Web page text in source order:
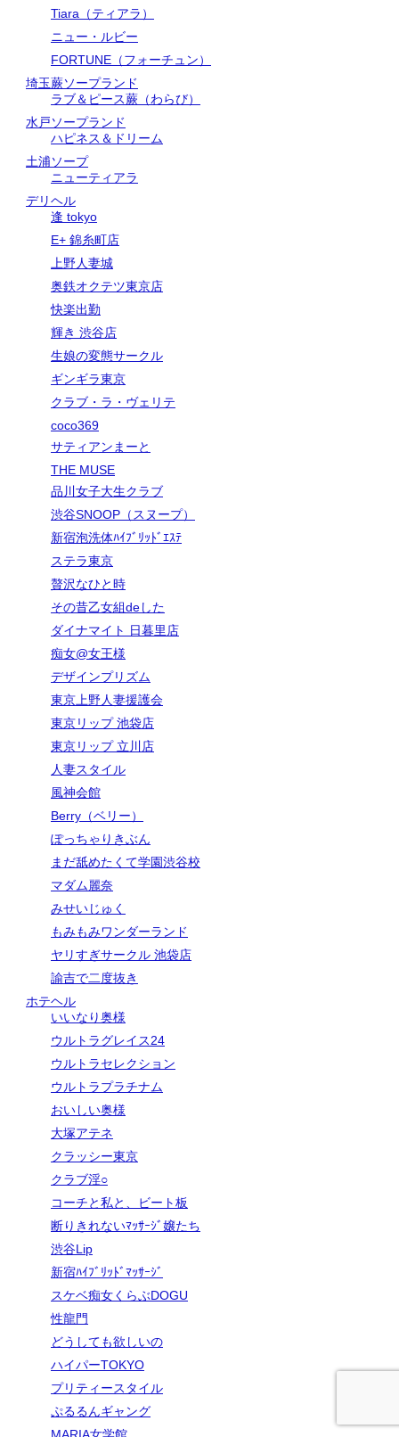
Tiara（ティアラ）
ニュー・ルビー
FORTUNE（フォーチュン）
埼玉蕨ソープランド
ラブ＆ピース蕨（わらび）
水戸ソープランド
ハピネス＆ドリーム
土浦ソープ
ニューティアラ
デリヘル
逢 tokyo
E+ 錦糸町店
上野人妻城
奥鉄オクテツ東京店
快楽出勤
輝き 渋谷店
生娘の変態サークル
ギンギラ東京
クラブ・ラ・ヴェリテ
coco369
サティアンまーと
THE MUSE
品川女子大生クラブ
渋谷SNOOP（スヌープ）
新宿泡洗体ﾊｲﾌﾞﾘｯﾄﾞｴｽﾃ
ステラ東京
贅沢なひと時
その昔乙女組deした
ダイナマイト 日暮里店
痴女@女王様
デザインプリズム
東京上野人妻援護会
東京リップ 池袋店
東京リップ 立川店
人妻スタイル
風神会館
Berry（ベリー）
ぽっちゃりきぶん
まだ舐めたくて学園渋谷校
マダム麗奈
みせいじゅく
もみもみワンダーランド
ヤリすぎサークル 池袋店
諭吉で二度抜き
ホテヘル
いいなり奥様
ウルトラグレイス24
ウルトラセレクション
ウルトラプラチナム
おいしい奥様
大塚アテネ
クラッシー東京
クラブ淫○
コーチと私と、ビート板
断りきれないﾏｯｻｰｼﾞ嬢たち
渋谷Lip
新宿ﾊｲﾌﾞﾘｯﾄﾞﾏｯｻｰｼﾞ
スケベ痴女くらぶDOGU
性龍門
どうしても欲しいの
ハイパーTOKYO
プリティースタイル
ぷるるんギャング
MARIA女学館